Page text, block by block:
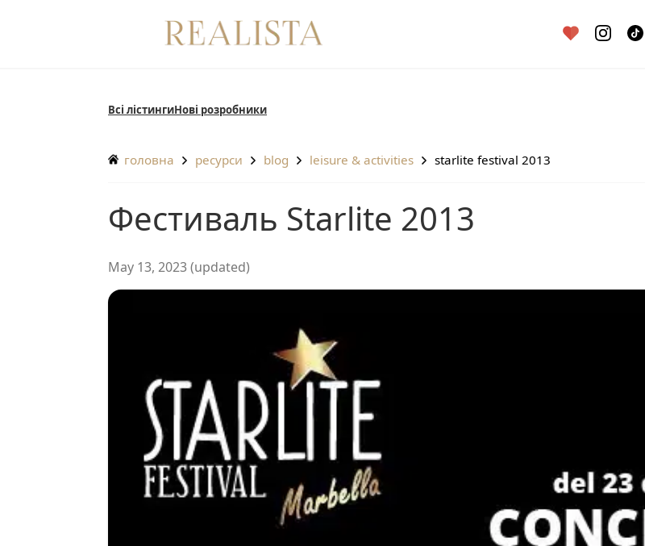
Всі лістинги Нові розробники
головна ресурси blog leisure & activities starlite festival 2013
Фестиваль Starlite 2013
May 13, 2023 (updated)